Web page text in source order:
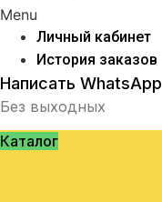
Menu
Личный кабинет
История заказов
Написать WhatsApp
Без выходных
Каталог